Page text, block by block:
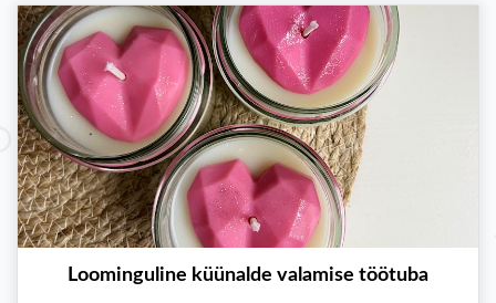
Loominguline küünalde valamise töötuba